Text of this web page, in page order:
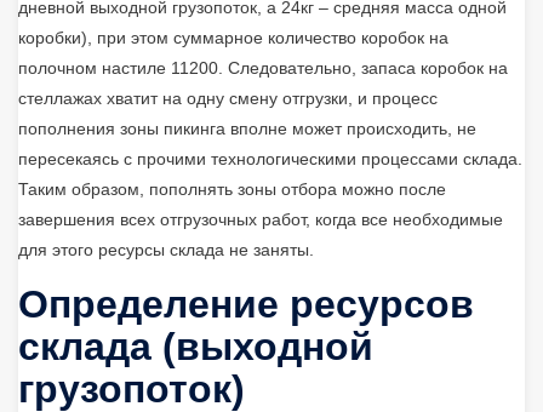
дневной выходной грузопоток, а 24кг – средняя масса одной
коробки), при этом суммарное количество коробок на
полочном настиле 11200. Следовательно, запаса коробок на
стеллажах хватит на одну смену отгрузки, и процесс
пополнения зоны пикинга вполне может происходить, не
пересекаясь с прочими технологическими процессами склада.
Таким образом, пополнять зоны отбора можно после
завершения всех отгрузочных работ, когда все необходимые
для этого ресурсы склада не заняты.
Определение ресурсов
склада (выходной
грузопоток)